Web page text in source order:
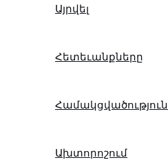
Այրվել
Հետեւանքները
Համակցվածություն
Ախտորոշում